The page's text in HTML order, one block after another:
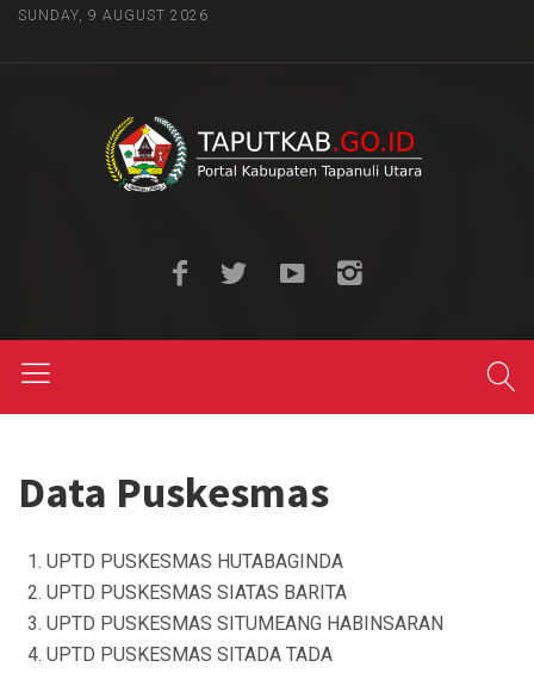
SUNDAY, 9 AUGUST 2026
Data Puskesmas
UPTD PUSKESMAS HUTABAGINDA
UPTD PUSKESMAS SIATAS BARITA
UPTD PUSKESMAS SITUMEANG HABINSARAN
UPTD PUSKESMAS SITADA TADA